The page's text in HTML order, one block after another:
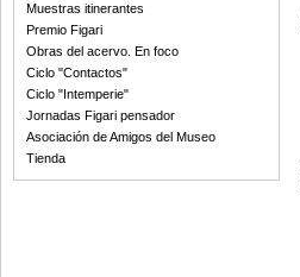
Muestras itinerantes
Premio Figari
Obras del acervo. En foco
Ciclo "Contactos"
Ciclo "Intemperie"
Jornadas Figari pensador
Asociación de Amigos del Museo
Tienda